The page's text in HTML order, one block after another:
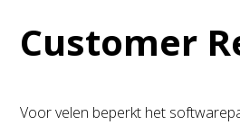
Customer
Voor velen beperkt het